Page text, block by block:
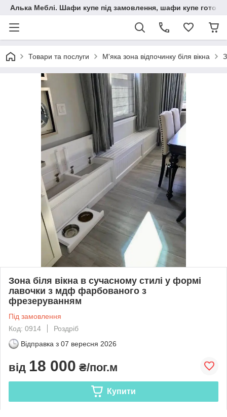
Алька Меблі. Шафи купе під замовлення, шафи купе готові,
Товари та послуги М'яка зона відпочинку біля вікна
Зона біля вікна в сучасному стилі у формі
лавочки з мдф фарбованого з
фрезеруванням
Під замовлення
Код: 0914
Роздріб
Відправка з 07 вересня 2026
від 18 000 ₴/пог.м
Купити